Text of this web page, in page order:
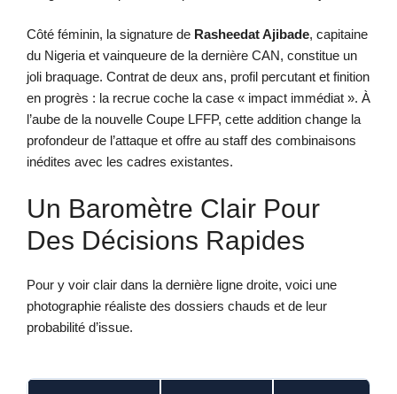
Côté féminin, la signature de Rasheedat Ajibade, capitaine
du Nigeria et vainqueure de la dernière CAN, constitue un
joli braquage. Contrat de deux ans, profil percutant et finition
en progrès : la recrue coche la case « impact immédiat ». À
l’aube de la nouvelle Coupe LFFP, cette addition change la
profondeur de l’attaque et offre au staff des combinaisons
inédites avec les cadres existantes.
Un Baromètre Clair Pour
Des Décisions Rapides
Pour y voir clair dans la dernière ligne droite, voici une
photographie réaliste des dossiers chauds et de leur
probabilité d’issue.